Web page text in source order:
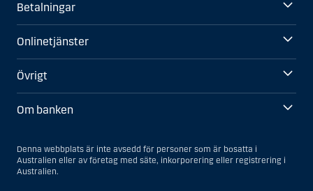
Betalningar
Onlinetjänster
Övrigt
Om banken
Denna webbplats är inte avsedd för personer som är bosatta i
Australien eller av företag med säte, inkorporering eller registrering i
Australien.